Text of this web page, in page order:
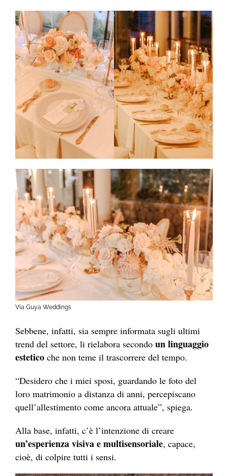
Via Guya Weddings
Sebbene, infatti, sia sempre informata sugli ultimi
trend del settore, li rielabora secondo un linguaggio
estetico che non teme il trascorrere del tempo.
“Desidero che i miei sposi, guardando le foto del
loro matrimonio a distanza di anni, percepiscano
quell’allestimento come ancora attuale”, spiega.
Alla base, infatti, c’è l’intenzione di creare
un’esperienza visiva e multisensoriale, capace,
cioè, di colpire tutti i sensi.